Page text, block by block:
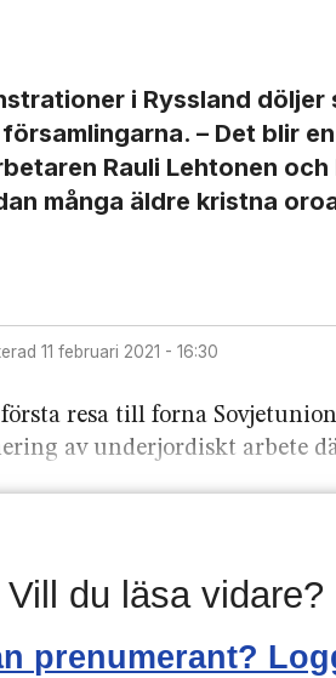
i Ryssland
– Det blir
Rauli Lehtonen
många äldre kristna
11 februari 2021 - 16:30
resa till forna
av underjordiskt arbete
Vill du läsa vidare?
prenumerant?